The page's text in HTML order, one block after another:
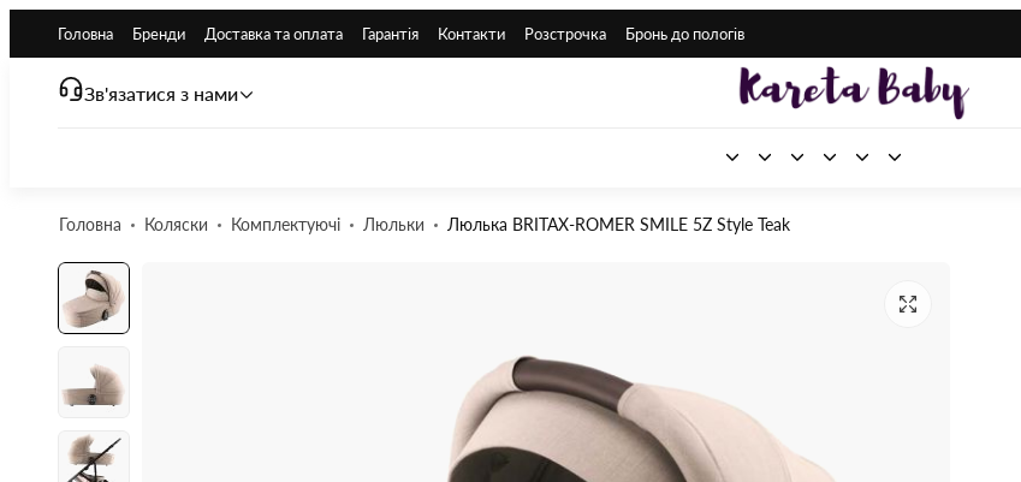
Головна Бренди Доставка та оплата Гарантія Контакти Розстрочка Бронь до пологів
Зв'язатися з нами
Головна Коляски Комплектуючі Люльки Люлька BRITAX-ROMER SMILE 5Z Style Teak